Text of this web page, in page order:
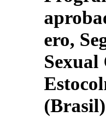
ero,
Sexual